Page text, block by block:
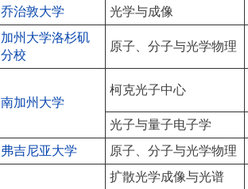
乔治敦大学 光学与成像
加州大学洛杉矶
分校
原子、分子与光学物理
南加州大学
柯克光子中心
光子与量子电子学
弗吉尼亚大学 原子、分子与光学物理
扩散光学成像与光谱